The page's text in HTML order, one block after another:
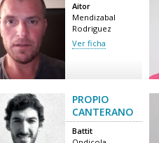
Aitor
Mendizabal
Rodriguez
Ver ficha
PROPIO
CANTERANO
Battit